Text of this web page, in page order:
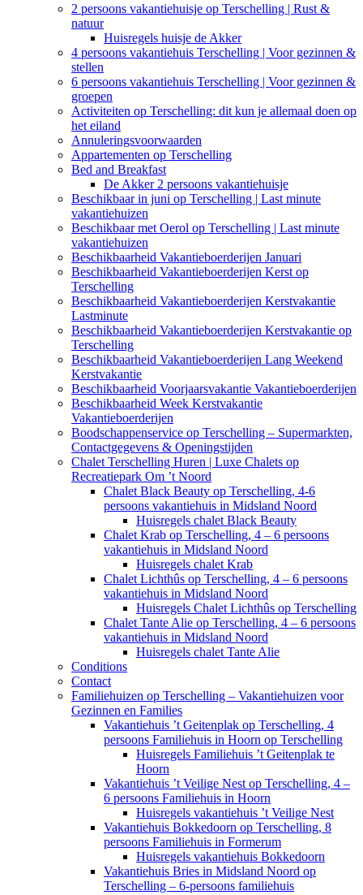
2 persoons vakantiehuisje op Terschelling | Rust &
natuur
Huisregels huisje de Akker
4 persoons vakantiehuis Terschelling | Voor gezinnen &
stellen
6 persoons vakantiehuis Terschelling | Voor gezinnen &
groepen
Activiteiten op Terschelling: dit kun je allemaal doen op
het eiland
Annuleringsvoorwaarden
Appartementen op Terschelling
Bed and Breakfast
De Akker 2 persoons vakantiehuisje
Beschikbaar in juni op Terschelling | Last minute
vakantiehuizen
Beschikbaar met Oerol op Terschelling | Last minute
vakantiehuizen
Beschikbaarheid Vakantieboerderijen Januari
Beschikbaarheid Vakantieboerderijen Kerst op
Terschelling
Beschikbaarheid Vakantieboerderijen Kerstvakantie
Lastminute
Beschikbaarheid Vakantieboerderijen Kerstvakantie op
Terschelling
Beschikbaarheid Vakantieboerderijen Lang Weekend
Kerstvakantie
Beschikbaarheid Voorjaarsvakantie Vakantieboerderijen
Beschikbaarheid Week Kerstvakantie
Vakantieboerderijen
Boodschappenservice op Terschelling – Supermarkten,
Contactgegevens & Openingstijden
Chalet Terschelling Huren | Luxe Chalets op
Recreatiepark Om ’t Noord
Chalet Black Beauty op Terschelling, 4-6
persoons vakantiehuis in Midsland Noord
Huisregels chalet Black Beauty
Chalet Krab op Terschelling, 4 – 6 persoons
vakantiehuis in Midsland Noord
Huisregels chalet Krab
Chalet Lichthûs op Terschelling, 4 – 6 persoons
vakantiehuis in Midsland Noord
Huisregels Chalet Lichthûs op Terschelling
Chalet Tante Alie op Terschelling, 4 – 6 persoons
vakantiehuis in Midsland Noord
Huisregels chalet Tante Alie
Conditions
Contact
Familiehuizen op Terschelling – Vakantiehuizen voor
Gezinnen en Families
Vakantiehuis ’t Geitenplak op Terschelling, 4
persoons Familiehuis in Hoorn op Terschelling
Huisregels Familiehuis ’t Geitenplak te
Hoorn
Vakantiehuis ’t Veilige Nest op Terschelling, 4 –
6 persoons Familiehuis in Hoorn
Huisregels vakantiehuis ’t Veilige Nest
Vakantiehuis Bokkedoorn op Terschelling, 8
persoons Familiehuis in Formerum
Huisregels vakantiehuis Bokkedoorn
Vakantiehuis Bries in Midsland Noord op
Terschelling – 6-persoons familiehuis